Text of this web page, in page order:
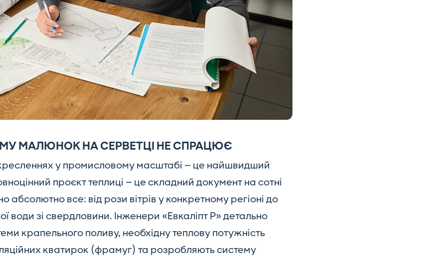
МАЛЮНОК НА СЕРВЕТЦІ НЕ СПРАЦЮЄ
у промисловому масштабі — це найшвидший
проєкт теплиці — це складний документ на сотні
абсолютно все: від рози вітрів у конкретному регіоні до
води зі свердловини. Інженери «Евкаліпт Р» детально
крапельного поливу, необхідну теплову потужність
кватирок (фрамуг) та розробляють систему